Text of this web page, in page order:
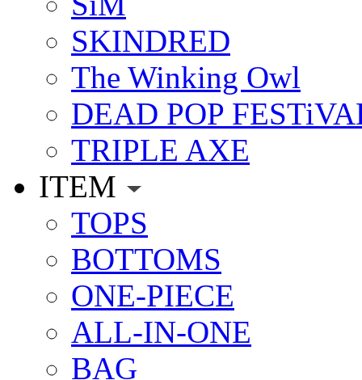
SKINDRED
The Winking Owl
DEAD POP
TRIPLE AXE
ITEM
TOPS
BOTTOMS
ONE-PIECE
ALL-IN-ONE
BAG